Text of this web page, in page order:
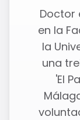
Doctor
en la
la
una
'El